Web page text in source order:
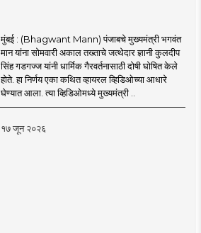
मुंबई : (Bhagwant Mann) पंजाबचे मुख्यमंत्री भगवंत
मान यांना सोमवारी अकाल तख्ताचे जत्थेदार ज्ञानी कुलदीप
सिंह गडगज्ज यांनी धार्मिक गैरवर्तनासाठी दोषी घोषित केले
होते. हा निर्णय एका कथित व्हायरल व्हिडिओच्या आधारे
घेण्यात आला. त्या व्हिडिओमध्ये मुख्यमंत्री ..
१७ जून २०२६